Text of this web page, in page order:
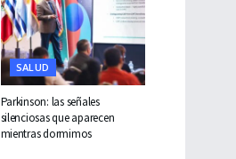
SALUD
Parkinson: las señales
silenciosas que aparecen
mientras dormimos